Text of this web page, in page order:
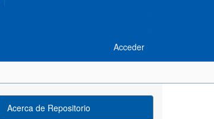
Acceder
Acerca de Repositorio